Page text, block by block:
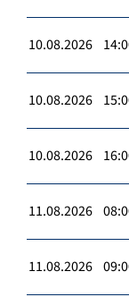
10.08.2026
10.08.2026
10.08.2026
11.08.2026
11.08.2026